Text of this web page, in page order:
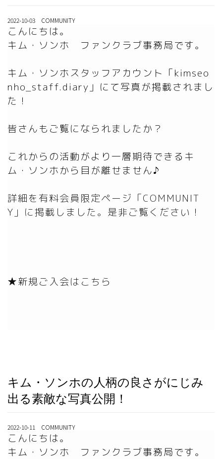
2022-10-03 COMMUNITY
こんにちは。
キム・ソンホ　ファンクラブ事務局です。
キム・ソンホスタッフアカウント「kimseo
nho_staff.diary」にて写真が掲載されまし
た！
皆さんもご覧になられましたか？
これからの活動がより一層期待できるキ
詳細を有料会員限定ページ「COMMUNIT
Y」に掲載しました。是非ご覧ください！
★新規ご入会はこちら
キム・ソンホの人柄の良さがにじみ
出る素敵な写真公開！
2022-10-11 COMMUNITY
こんにちは。
キム・ソンホ　ファンクラブ事務局です。